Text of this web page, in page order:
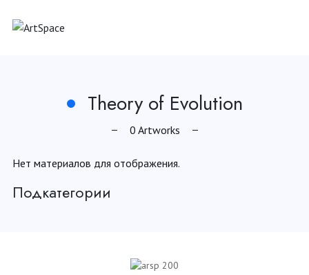
Theory of Evolution
0 Artworks
Нет материалов для отображения.
Подкатегории